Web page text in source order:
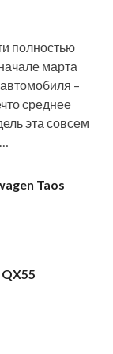
полностью
марта
–
среднее
эта совсем
Taos